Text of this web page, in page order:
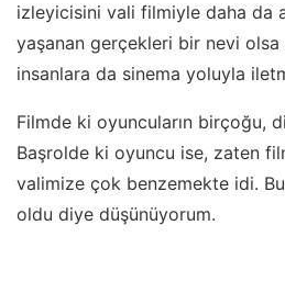
izleyicisini vali filmiyle daha da
yaşanan gerçekleri bir nevi
insanlara da sinema yoluyla
Filmde ki oyuncuların birçoğu,
Başrolde ki oyuncu ise, zaten
valimize çok benzemekte idi. Bu
oldu diye düşünüyorum.